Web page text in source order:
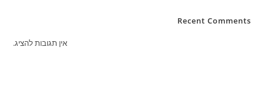
Recent Comments
אין תגובות להציג.